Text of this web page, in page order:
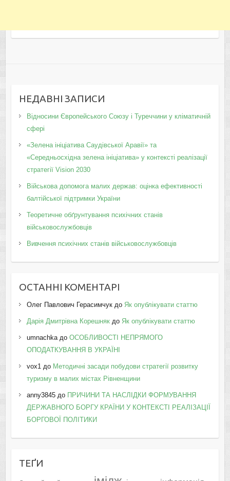
НЕДАВНІ ЗАПИСИ
Відносини Європейського Союзу і Туреччини у кліматичній
сфері
«Зелена ініціатива Саудівської Аравії» та
«Середньосхідна зелена ініціатива» у контексті реалізації
стратегії Vision 2030
Військова допомога малих держав: оцінка ефективності
балтійської підтримки України
Теоретичне обґрунтування психічних станів
військовослужбовців
Вивчення психічних станів військовослужбовців
ОСТАННІ КОМЕНТАРІ
Олег Павлович Герасимчукдо Як опублікувати статтю
Дарія Дмитрівна Корешнякдо Як опублікувати статтю
umnachkaдо ОСОБЛИВОСТІ НЕПРЯМОГО
ОПОДАТКУВАННЯ В УКРАЇНІ
vox1до Методичні засади побудови стратегії розвитку
туризму в малих містах Рівненщини
anny3845до ПРИЧИНИ ТА НАСЛІДКИ ФОРМУВАННЯ
ДЕРЖАВНОГО БОРГУ КРАЇНИ У КОНТЕКСТІ РЕАЛІЗАЦІЇ
БОРГОВОЇ ПОЛІТИКИ
ТЕҐИ